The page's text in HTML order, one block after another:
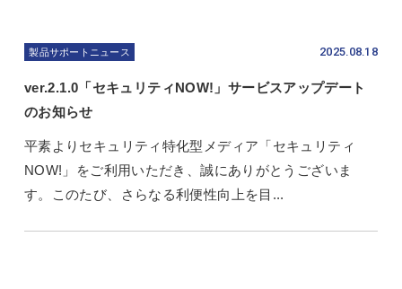
製品サポートニュース 2025.08.18
ver.2.1.0「セキュリティNOW!」サービスアップデート
のお知らせ
平素よりセキュリティ特化型メディア「セキュリティ
NOW!」をご利用いただき、誠にありがとうございま
す。このたび、さらなる利便性向上を目...